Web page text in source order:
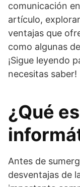
comunicación
artículo,
ventajas que
como algunas
¡Sigue leyendo
necesitas saber!
¿Qué
Antes de
desventajas de